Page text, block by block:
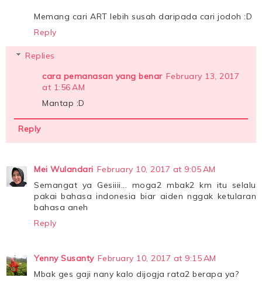
Memang cari ART lebih susah daripada cari jodoh :D
Reply
Replies
cara pemanasan yang benar February 13, 2017
at 1:56 AM
Mantap :D
Reply
Mei Wulandari February 10, 2017 at 9:05 AM
Semangat ya Gesiiii... moga2 mbak2 km itu selalu
pakai bahasa indonesia biar aiden nggak ketularan
bahasa aneh
Reply
Yenny Susanty February 10, 2017 at 9:15 AM
Mbak ges gaji nany kalo dijogja rata2 berapa ya?